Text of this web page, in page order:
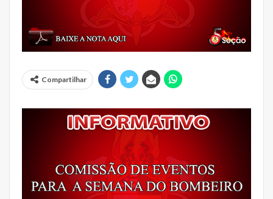
Compartilhar